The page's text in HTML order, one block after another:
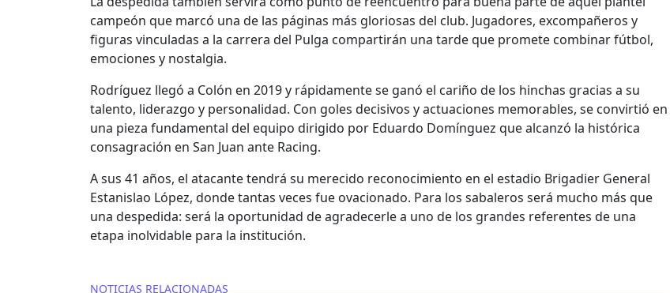
campeón que marcó una de las páginas más gloriosas del club. Jugadores, excompañeros y
figuras vinculadas a la carrera del Pulga compartirán una tarde que promete combinar fútbol,
emociones y nostalgia.
Rodríguez llegó a Colón en 2019 y rápidamente se ganó el cariño de los hinchas gracias a su
talento, liderazgo y personalidad. Con goles decisivos y actuaciones memorables, se convirtió en
una pieza fundamental del equipo dirigido por Eduardo Domínguez que alcanzó la histórica
consagración en San Juan ante Racing.
A sus 41 años, el atacante tendrá su merecido reconocimiento en el estadio Brigadier General
Estanislao López, donde tantas veces fue ovacionado. Para los sabaleros será mucho más que
una despedida: será la oportunidad de agradecerle a uno de los grandes referentes de una
etapa inolvidable para la institución.
NOTICIAS RELACIONADAS